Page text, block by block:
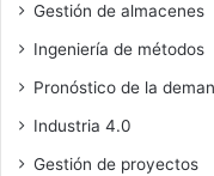
Gestión de almacenes
Ingeniería de métodos
Pronóstico de la
Industria 4.0
Gestión de proyectos